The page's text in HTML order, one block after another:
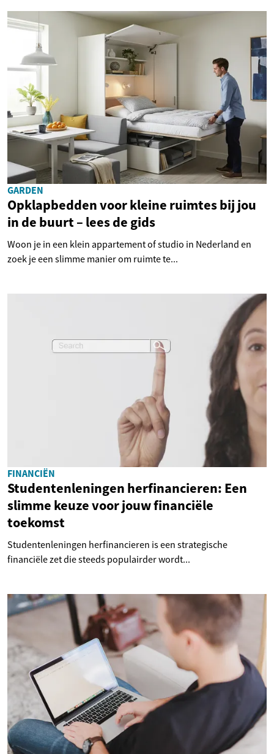
GARDEN
Opklapbedden voor kleine ruimtes bij jou
in de buurt – lees de gids
Woon je in een klein appartement of studio in Nederland en
zoek je een slimme manier om ruimte te...
FINANCIËN
Studentenleningen herfinancieren: Een
slimme keuze voor jouw financiële
toekomst
Studentenleningen herfinancieren is een strategische
financiële zet die steeds populairder wordt...